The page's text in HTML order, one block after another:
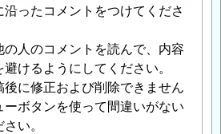
沿ったコメントをつけてくださ
の人のコメントを読んで、内容
けるようにしてください。
後に修正および削除できません
ーボタンを使って間違いがない
い。